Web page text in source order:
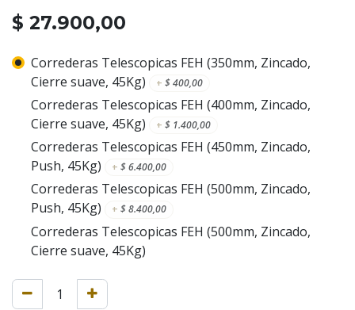
$ 27.900,00
Correderas Telescopicas FEH (350mm, Zincado,
Cierre suave, 45Kg)
+ $400,00
Correderas Telescopicas FEH (400mm, Zincado,
Cierre suave, 45Kg)
+ $ 1.400,00
Correderas Telescopicas FEH (450mm, Zincado,
Push, 45Kg)
+ $6.400,00
Correderas Telescopicas FEH (500mm, Zincado,
Push, 45Kg)
+ $8.400,00
Correderas Telescopicas FEH (500mm, Zincado,
Cierre suave, 45Kg)